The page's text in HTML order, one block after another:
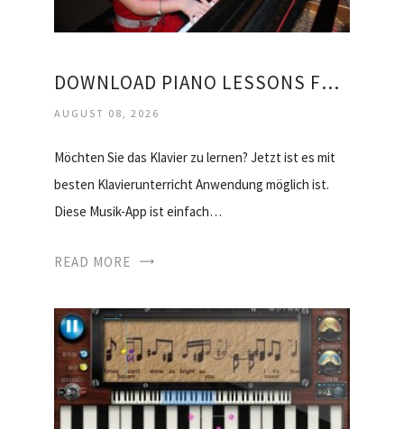
DOWNLOAD PIANO LESSONS FOR BEGINNERS
AUGUST 08, 2026
Möchten Sie das Klavier zu lernen? Jetzt ist es mit
besten Klavierunterricht Anwendung möglich ist.
Diese Musik-App ist einfach…
READ MORE